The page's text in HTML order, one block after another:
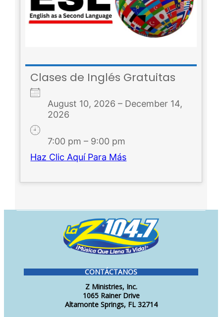
Clases de Inglés Gratuitas
August 10, 2026 – December 14,
2026
7:00 pm – 9:00 pm
Haz Clic Aquí Para Más
CONTÁCTANOS
Z Ministries, Inc.
1065 Rainer Drive
Altamonte Springs, FL 32714